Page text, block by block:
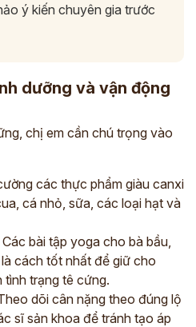
ý kiến chuyên gia trước
dưỡng và vận động
chị em cần chú trọng vào
các thực phẩm giàu canxi
cá nhỏ, sữa, các loại hạt và
Các bài tập yoga cho bà bầu,
cách tốt nhất để giữ cho
tình trạng tê cứng.
dõi cân nặng theo đúng lộ
sĩ sản khoa để tránh tạo áp